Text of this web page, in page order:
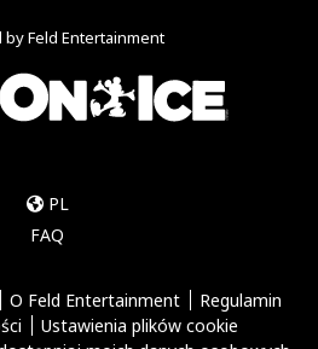
by Feld Entertainment
PL
FAQ
O Feld Entertainment
Regulamin
Ustawienia plików cookie